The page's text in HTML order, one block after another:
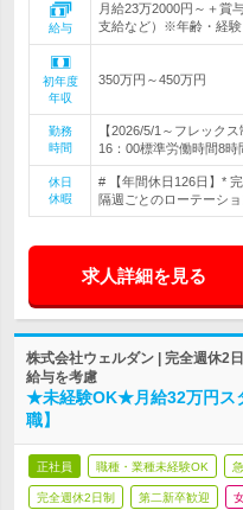
給与
月給23万2000円～＋賞
支給など）※年齢・経験
初年度
年収
350万円～450万円
勤務
時間
【2026/5/1～フレック
16：00標準労働時間8時
休日
休暇
# 【年間休日126日】*
隔週ごとのローテーシ
求人詳細を見る
株式会社ウェルダン | 完全週休
給与を考慮
★未経験OK★月給32万円ス
職】
正社員 職種・業種未経験OK
完全週休2日制 第二新卒歓迎